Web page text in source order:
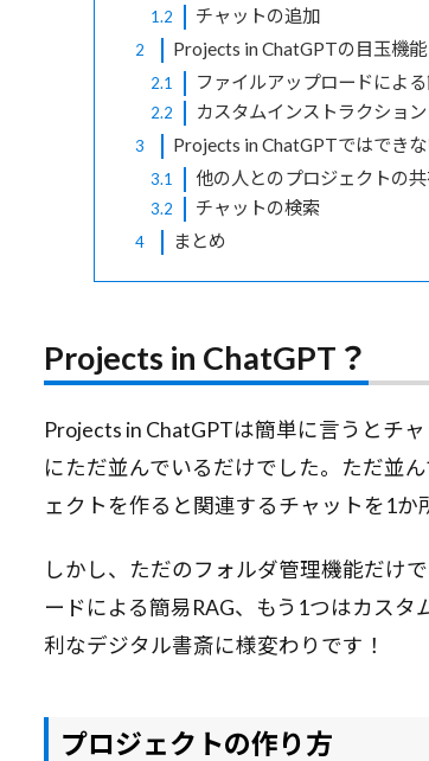
1.2 チャットの追加
2 Projects in ChatGPTの目玉機能
2.1 ファイルアップロードによ
2.2 カスタムインストラクション
3 Projects in ChatGPTではできな
3.1 他の人とのプロジェクトの
3.2 チャットの検索
4 まとめ
Projects in ChatGPT？
Projects in ChatGPTは簡単に言うとチ
にただ並んでいるだけでした。ただ並
ェクトを作ると関連するチャットを1か
しかし、ただのフォルダ管理機能だけ
ードによる簡易RAG、もう1つはカス
利なデジタル書斎に様変わりです！
プロジェクトの作り方